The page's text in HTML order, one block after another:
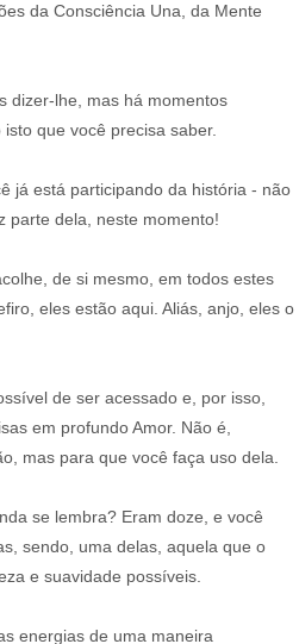
da Consciência Una, da Mente
dizer-lhe, mas há momentos
que você precisa saber.
já está participando da história - não
parte dela, neste momento!
de si mesmo, em todos estes
eles estão aqui. Aliás, anjo, eles o
de ser acessado e, por isso,
em profundo Amor. Não é,
mas para que você faça uso dela.
se lembra? Eram doze, e você
sendo, uma delas, aquela que o
e suavidade possíveis.
energias de uma maneira